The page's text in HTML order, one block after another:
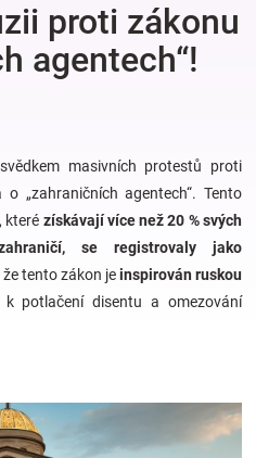
proti zákonu
agentech“!
masivních protestů proti
„zahraničních agentech“. Tento
které získávají více než 20 % svých
se registrovaly jako
tento zákon jeinspirován ruskou
potlačení disentu a omezování